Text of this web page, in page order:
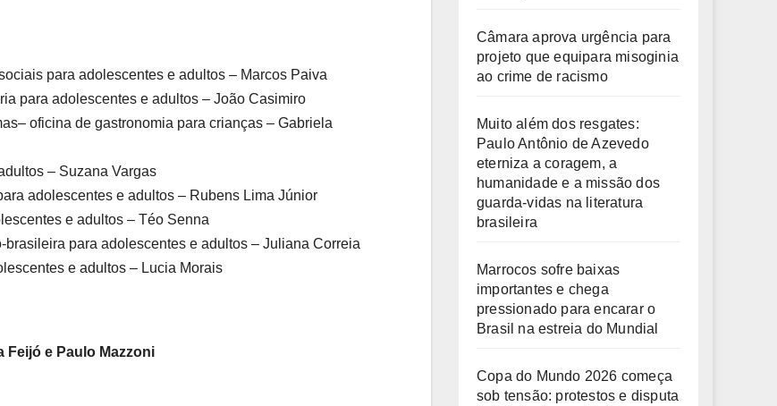
para adolescentes e adultos – Marcos Paiva
para adolescentes e adultos – João Casimiro
oficina de gastronomia para crianças – Gabriela
– Suzana Vargas
adolescentes e adultos – Rubens Lima Júnior
e adultos – Téo Senna
para adolescentes e adultos – Juliana Correia
e adultos – Lucia Morais
Feijó e Paulo Mazzoni
Câmara aprova urgência para
projeto que equipara misoginia
ao crime de racismo
Muito além dos resgates:
Paulo Antônio de Azevedo
eterniza a coragem, a
humanidade e a missão dos
guarda-vidas na literatura
brasileira
Marrocos sofre baixas
importantes e chega
pressionado para encarar o
Brasil na estreia do Mundial
Copa do Mundo 2026 começa
sob tensão: protestos e disputa